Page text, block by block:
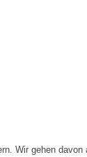
Wir gehen